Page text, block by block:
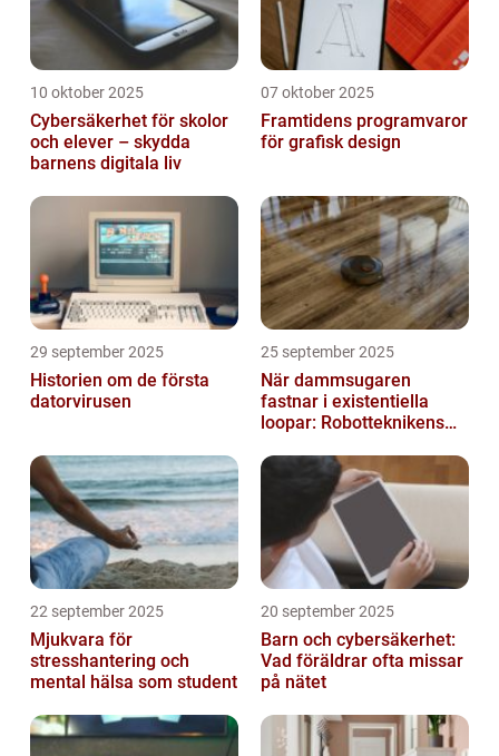
10 oktober 2025
Cybersäkerhet för skolor
och elever – skydda
barnens digitala liv
07 oktober 2025
Framtidens programvaror
för grafisk design
29 september 2025
Historien om de första
datorvirusen
25 september 2025
När dammsugaren
fastnar i existentiella
loopar: Robotteknikens
22 september 2025
Mjukvara för
stresshantering och
mental hälsa som student
20 september 2025
Barn och cybersäkerhet:
Vad föräldrar ofta missar
på nätet